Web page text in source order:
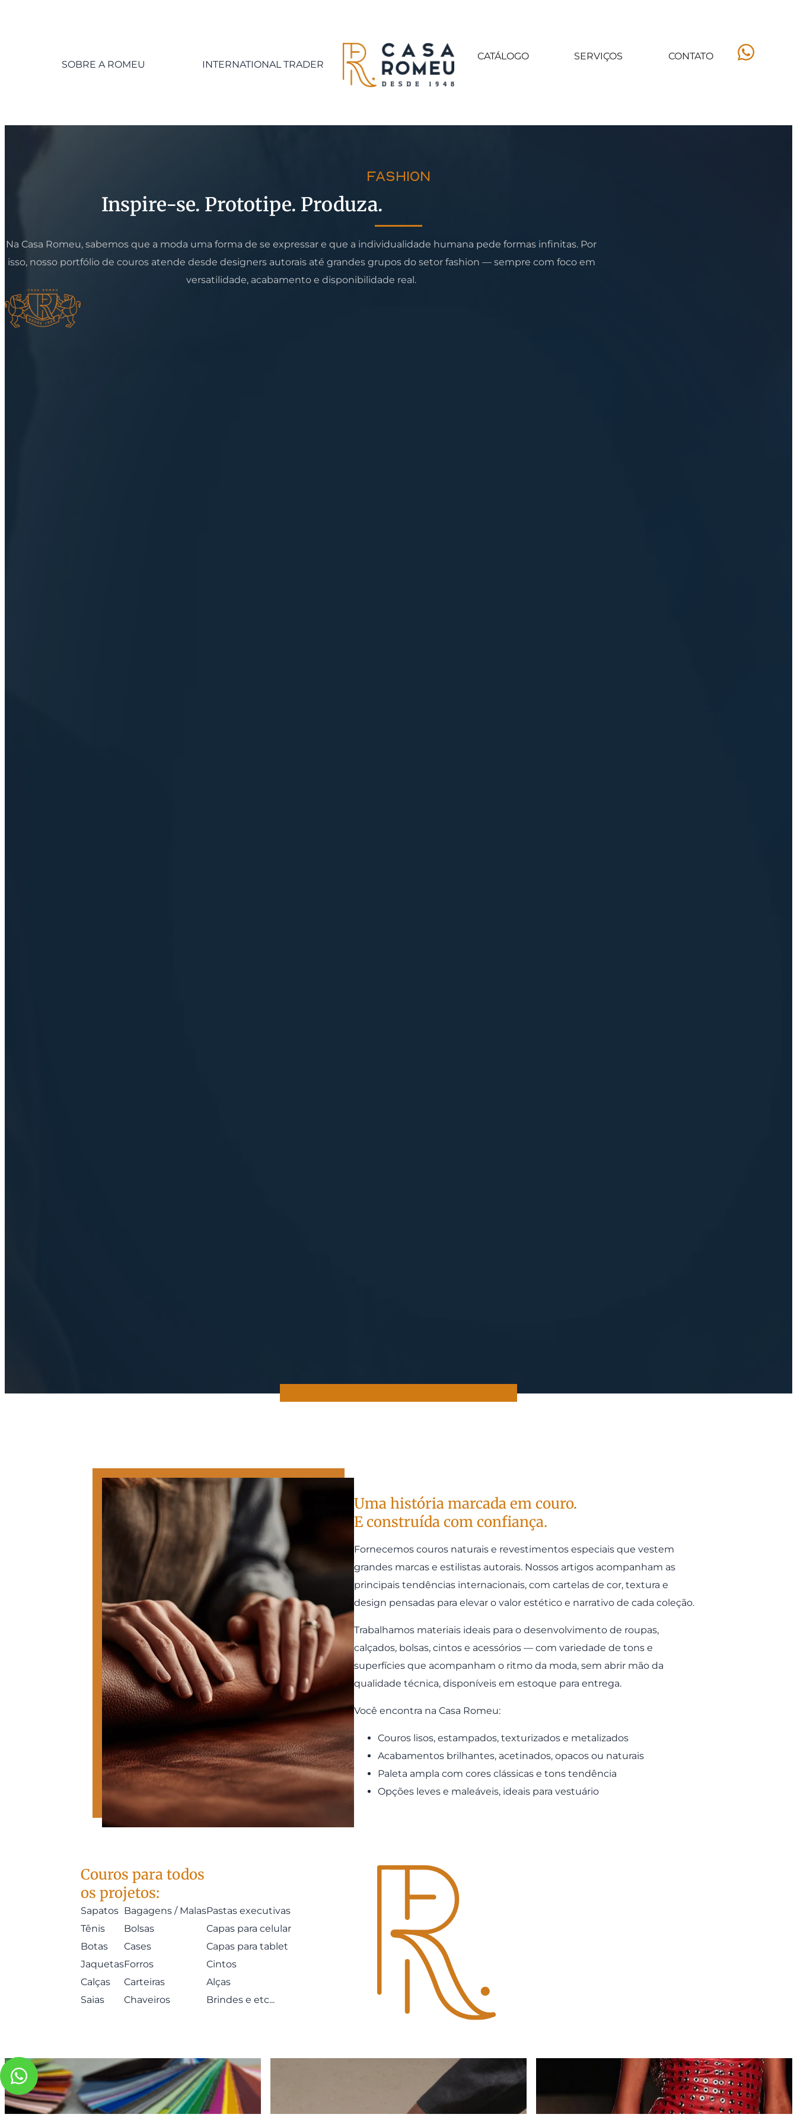
SOBRE A ROMEU INTERNATIONAL TRADER
CATÁLOGO SERVIÇOS CONTATO
FASHION
Inspire-se. Prototipe. Produza.
Na Casa Romeu, sabemos que a moda uma forma de se expressar e que a individualidade humana pede formas infinitas. Por
isso, nosso portfólio de couros atende desde designers autorais até grandes grupos do setor fashion — sempre com foco em
versatilidade, acabamento e disponibilidade real.
Uma história marcada em couro.
E construída com confiança.
Fornecemos couros naturais e revestimentos especiais que vestem
grandes marcas e estilistas autorais. Nossos artigos acompanham as
principais tendências internacionais, com cartelas de cor, textura e
design pensadas para elevar o valor estético e narrativo de cada coleção.
Trabalhamos materiais ideais para o desenvolvimento de roupas,
calçados, bolsas, cintos e acessórios — com variedade de tons e
superfícies que acompanham o ritmo da moda, sem abrir mão da
qualidade técnica, disponíveis em estoque para entrega.
Você encontra na Casa Romeu:
Couros lisos, estampados, texturizados e metalizados
Acabamentos brilhantes, acetinados, opacos ou naturais
Paleta ampla com cores clássicas e tons tendência
Opções leves e maleáveis, ideais para vestuário
Couros para todos
os projetos:
Sapatos
Tênis
Botas
Jaquetas
Calças
Saias
Bagagens / Malas
Bolsas
Cases
Forros
Carteiras
Chaveiros
Pastas executivas
Capas para celular
Capas para tablet
Cintos
Alças
Brindes e etc...